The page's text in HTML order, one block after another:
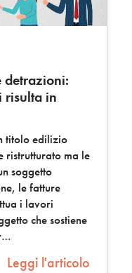
detrazioni:
risulta in
titolo edilizio
ristrutturato ma le
soggetto
le fatture
i lavori
che sostiene
Leggi l'articolo